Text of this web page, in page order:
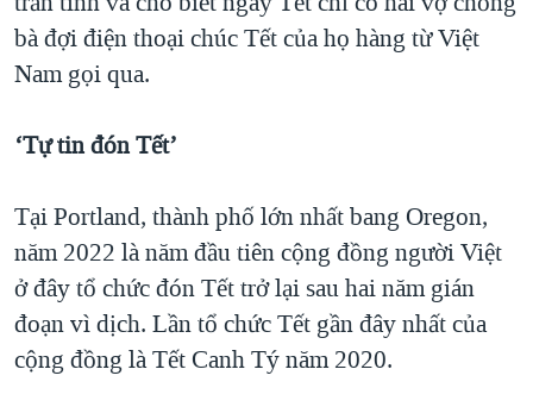
bà đợi điện thoại chúc Tết của họ hàng từ Việt
Nam gọi qua.
‘Tự tin đón Tết’
Tại Portland, thành phố lớn nhất bang Oregon,
năm 2022 là năm đầu tiên cộng đồng người Việt
ở đây tổ chức đón Tết trở lại sau hai năm gián
đoạn vì dịch. Lần tổ chức Tết gần đây nhất của
cộng đồng là Tết Canh Tý năm 2020.